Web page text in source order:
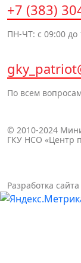
+7 (383)
ПН-ЧТ: с 09:00 до
По всем
© 2010-2024
ГКУ НСО «Центр
Разработка сайта